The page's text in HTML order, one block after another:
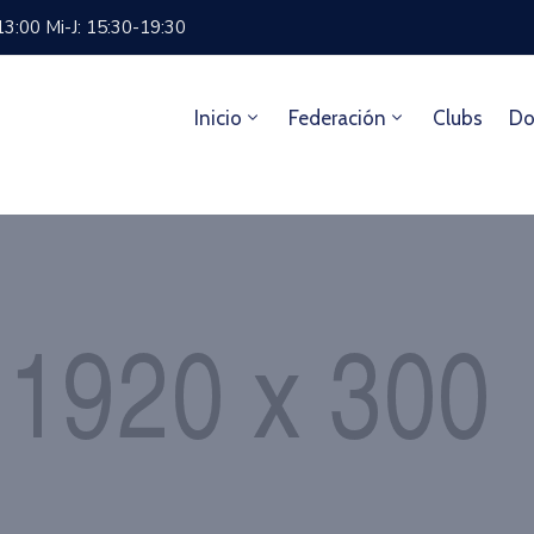
Mi-J: 15:30-19:30
Inicio Federación Clubs